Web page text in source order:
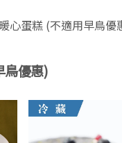
心蛋糕 (不適用早鳥優
鳥優惠)